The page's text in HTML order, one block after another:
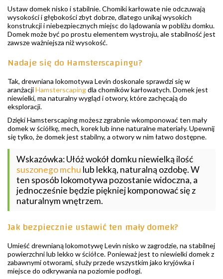
Ustaw domek nisko i stabilnie. Chomiki karłowate nie odczuwają
wysokości i głębokości zbyt dobrze, dlatego unikaj wysokich
konstrukcji i niebezpiecznych miejsc do lądowania w pobliżu domku.
Domek może być po prostu elementem wystroju, ale stabilność jest
zawsze ważniejsza niż wysokość.
Nadaje się do Hamsterscapingu?
Tak, drewniana lokomotywa Levin doskonale sprawdzi się w
aranżacjiHamsterscapingdla chomików karłowatych. Domek jest
niewielki, ma naturalny wygląd i otwory, które zachęcają do
eksploracji.
Dzięki Hamsterscaping możesz zgrabnie wkomponować ten mały
domek w ściółkę, mech, korek lub inne naturalne materiały. Upewnij
się tylko, że domek jest stabilny, a otwory w nim łatwo dostępne.
Wskazówka: Ułóż wokół domku niewielką ilość
suszonego mchu lub lekką, naturalną ozdobę. W
ten sposób lokomotywa pozostanie widoczna, a
jednocześnie będzie piękniej komponować się z
naturalnym wnętrzem.
Jak bezpiecznie ustawić ten mały domek?
Umieść drewnianą lokomotywę Levin nisko w zagrodzie, na stabilnej
powierzchni lub lekko w ściółce. Ponieważ jest to niewielki domek z
zabawnymi otworami, służy przede wszystkim jako kryjówka i
miejsce do odkrywania na poziomie podłogi.